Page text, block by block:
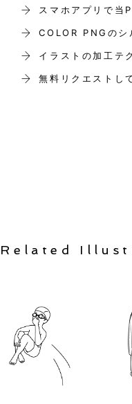
スマホアプリで当
COLOR PNGのシ
イラストの加工テ
無料リクエストし
Related